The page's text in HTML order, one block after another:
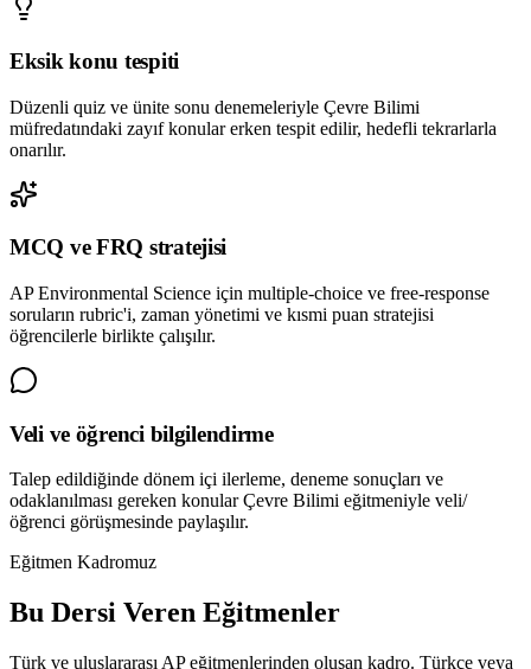
Eksik konu tespiti
Düzenli quiz ve ünite sonu denemeleriyle Çevre Bilimi
müfredatındaki zayıf konular erken tespit edilir, hedefli tekrarlarla
onarılır.
MCQ ve FRQ stratejisi
AP Environmental Science için multiple-choice ve free-response
soruların rubric'i, zaman yönetimi ve kısmi puan stratejisi
öğrencilerle birlikte çalışılır.
Veli ve öğrenci bilgilendirme
Talep edildiğinde dönem içi ilerleme, deneme sonuçları ve
odaklanılması gereken konular Çevre Bilimi eğitmeniyle veli/
öğrenci görüşmesinde paylaşılır.
Eğitmen Kadromuz
Bu Dersi Veren Eğitmenler
Türk ve uluslararası AP eğitmenlerinden oluşan kadro. Türkçe veya